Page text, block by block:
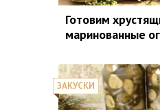
Готовим
маринованные
ЗАКУСКИ